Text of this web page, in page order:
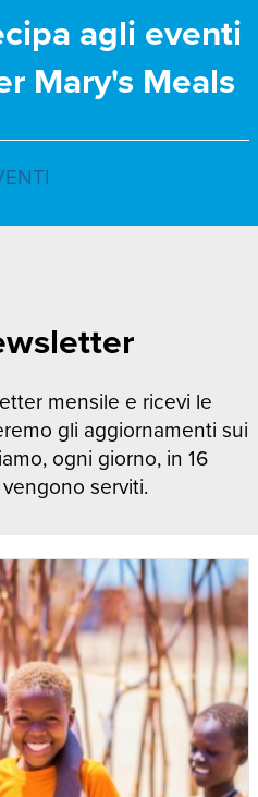
agli eventi
Mary's Meals
mensile e ricevi le
gli aggiornamenti sui
ogni giorno, in 16
serviti.